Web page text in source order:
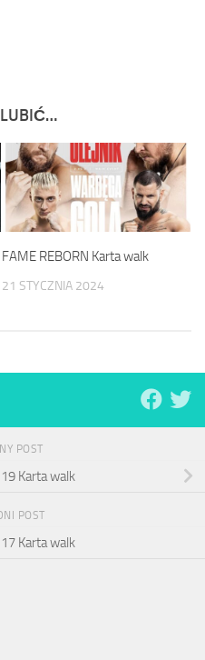
FAME REBORN Karta walk
21 STYCZNIA 2024
POST
Karta walk
POST
Karta walk